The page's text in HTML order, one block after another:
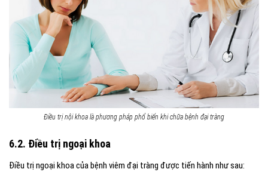
Điều trị nội khoa là phương pháp phổ biến khi chữa bệnh đại tràng
6.2. Điều trị ngoại khoa
Điều trị ngoại khoa của bệnh viêm đại tràng được tiến hành như sau: